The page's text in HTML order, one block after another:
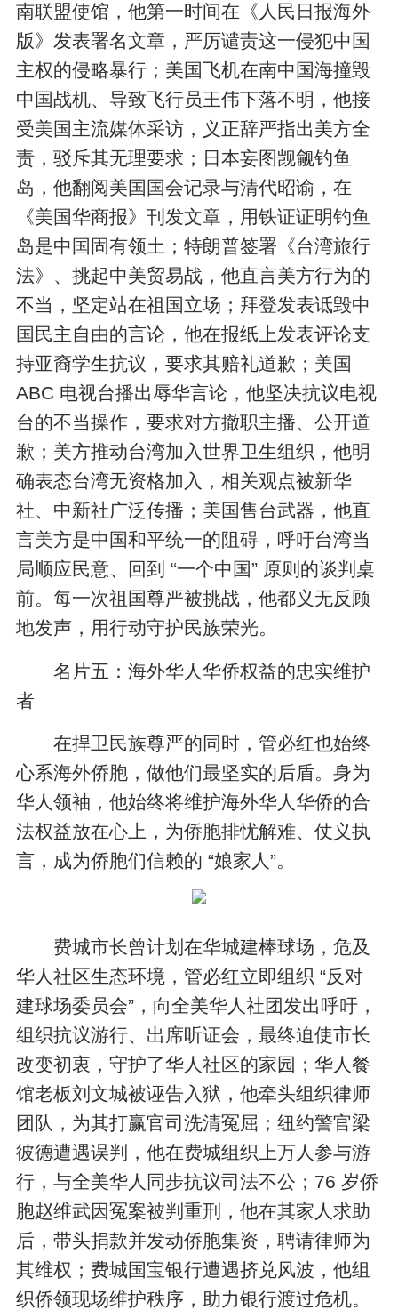
南联盟使馆，他第一时间在《人民日报海外
版》发表署名文章，严厉谴责这一侵犯中国
主权的侵略暴行；美国飞机在南中国海撞毁
中国战机、导致飞行员王伟下落不明，他接
受美国主流媒体采访，义正辞严指出美方全
责，驳斥其无理要求；日本妄图觊觎钓鱼
岛，他翻阅美国国会记录与清代昭谕，在
《美国华商报》刊发文章，用铁证证明钓鱼
岛是中国固有领土；特朗普签署《台湾旅行
法》、挑起中美贸易战，他直言美方行为的
不当，坚定站在祖国立场；拜登发表诋毁中
国民主自由的言论，他在报纸上发表评论支
持亚裔学生抗议，要求其赔礼道歉；美国
ABC 电视台播出辱华言论，他坚决抗议电视
台的不当操作，要求对方撤职主播、公开道
歉；美方推动台湾加入世界卫生组织，他明
确表态台湾无资格加入，相关观点被新华
社、中新社广泛传播；美国售台武器，他直
言美方是中国和平统一的阻碍，呼吁台湾当
局顺应民意、回到 “一个中国” 原则的谈判桌
前。每一次祖国尊严被挑战，他都义无反顾
地发声，用行动守护民族荣光。
名片五：海外华人华侨权益的忠实维护
者
在捍卫民族尊严的同时，管必红也始终
心系海外侨胞，做他们最坚实的后盾。身为
华人领袖，他始终将维护海外华人华侨的合
法权益放在心上，为侨胞排忧解难、仗义执
言，成为侨胞们信赖的 “娘家人”。
费城市长曾计划在华城建棒球场，危及
华人社区生态环境，管必红立即组织 “反对
建球场委员会”，向全美华人社团发出呼吁，
组织抗议游行、出席听证会，最终迫使市长
改变初衷，守护了华人社区的家园；华人餐
馆老板刘文城被诬告入狱，他牵头组织律师
团队，为其打赢官司洗清冤屈；纽约警官梁
彼德遭遇误判，他在费城组织上万人参与游
行，与全美华人同步抗议司法不公；76 岁侨
胞赵维武因冤案被判重刑，他在其家人求助
后，带头捐款并发动侨胞集资，聘请律师为
其维权；费城国宝银行遭遇挤兑风波，他组
织侨领现场维护秩序，助力银行渡过危机。